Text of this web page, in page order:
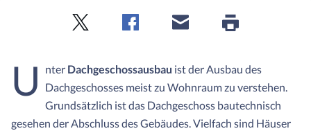
U nter Dachgeschossausbau ist der Ausbau des
Dachgeschosses meist zu Wohnraum zu verstehen.
Grundsätzlich ist das Dachgeschoss bautechnisch
gesehen der Abschluss des Gebäudes. Vielfach sind Häuser